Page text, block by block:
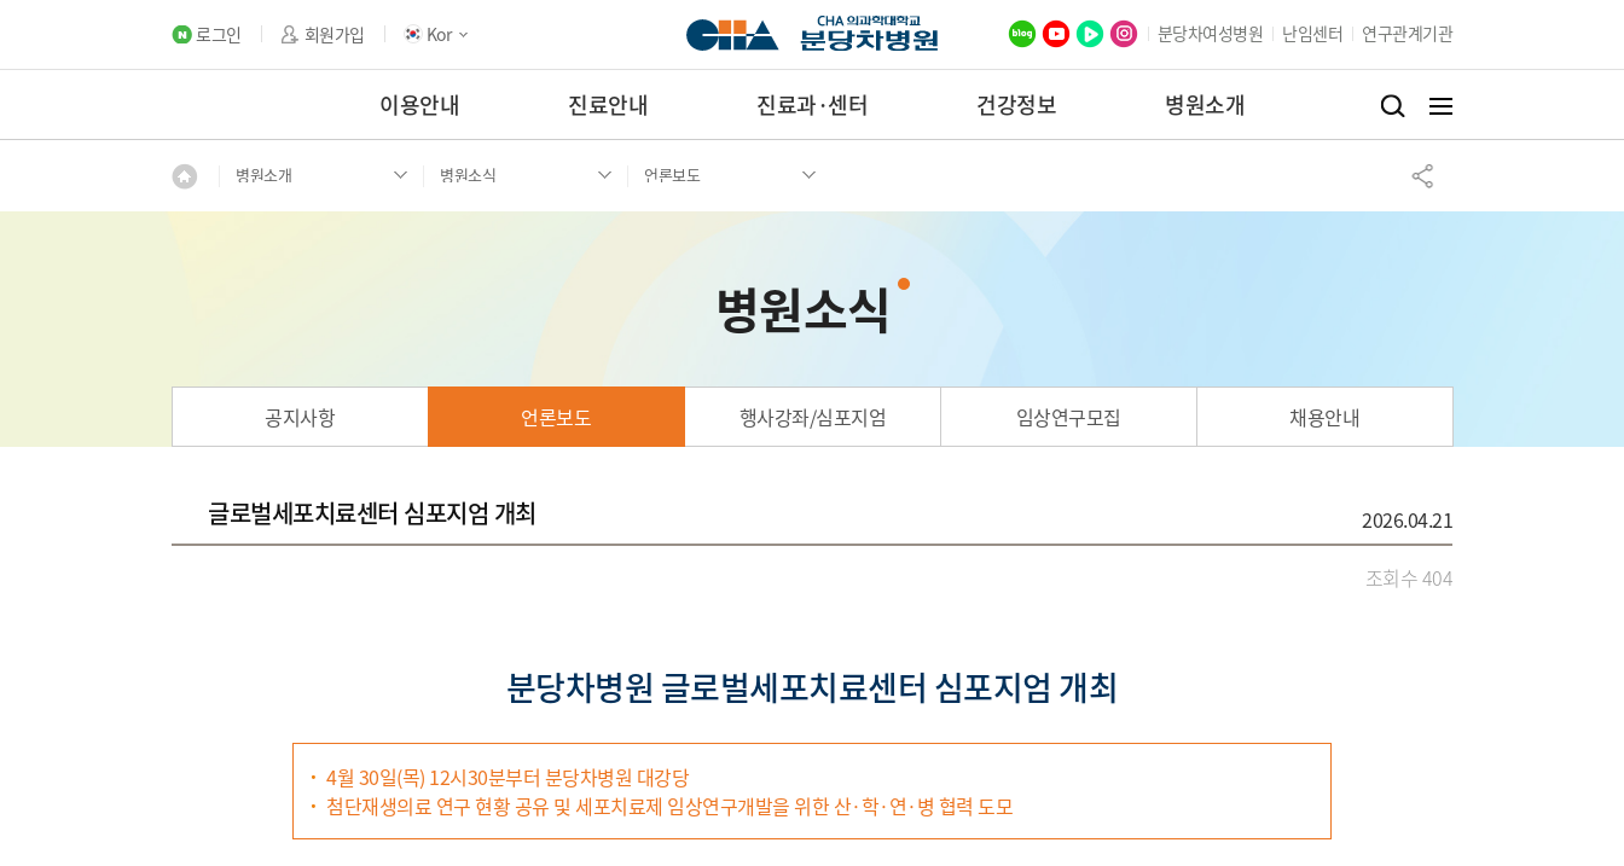
로그인 회원가입 Kor 분당차여성병원 난임센터 연구관계기관
이용안내 진료안내 진료과·센터 건강정보 병원소개
병원소개 병원소식 언론보도
병원소식
공지사항 언론보도 행사강좌/심포지엄 임상연구모집 채용안내
글로벌세포치료센터 심포지엄 개최
2026.04.21
조회수 404
분당차병원 글로벌세포치료센터 심포지엄 개최
4월 30일(목) 12시30분부터 분당차병원 대강당
첨단재생의료 연구 현황 공유 및 세포치료제 임상연구개발을 위한 산·학·연·병 협력 도모